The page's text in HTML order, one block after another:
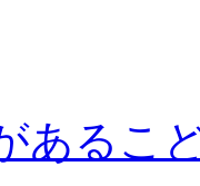
あるこ